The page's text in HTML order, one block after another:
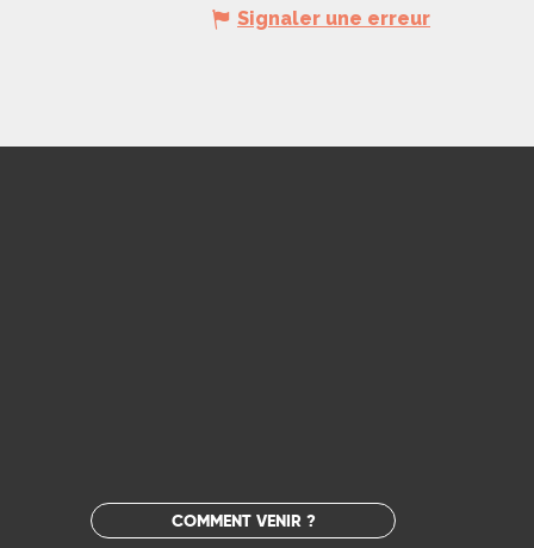
Signaler une erreur
COMMENT VENIR ?